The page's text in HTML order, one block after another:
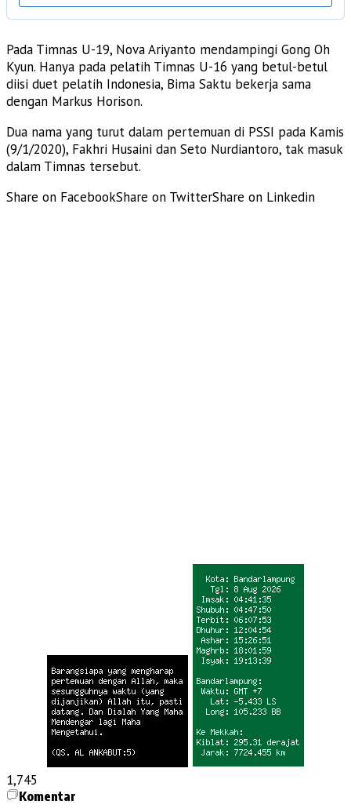
Pada Timnas U-19, Nova Ariyanto mendampingi Gong Oh
Kyun. Hanya pada pelatih Timnas U-16 yang betul-betul
diisi duet pelatih Indonesia, Bima Saktu bekerja sama
dengan Markus Horison.
Dua nama yang turut dalam pertemuan di PSSI pada Kamis
(9/1/2020), Fakhri Husaini dan Seto Nurdiantoro, tak masuk
dalam Timnas tersebut.
Share on FacebookShare on TwitterShare on Linkedin
1,745
Komentar